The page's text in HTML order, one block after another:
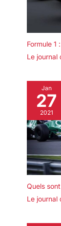
Formule
Le journal
Jan
27
2021
Quels
Le journal